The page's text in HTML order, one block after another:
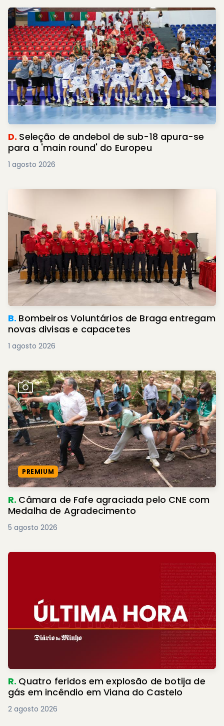
D. Seleção de andebol de sub-18 apura-se
para a 'main round' do Europeu
1 agosto 2026
B. Bombeiros Voluntários de Braga entregam
novas divisas e capacetes
1 agosto 2026
PREMIUM
R. Câmara de Fafe agraciada pelo CNE com
Medalha de Agradecimento
5 agosto 2026
R. Quatro feridos em explosão de botija de
gás em incêndio em Viana do Castelo
2 agosto 2026